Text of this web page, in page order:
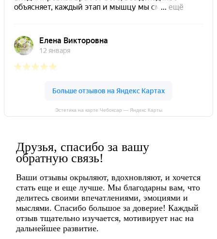
Эстетика на карте Чебоксар — Яндекс Карты
Друзья, спасибо за вашу
обратную связь!
Ваши отзывы окрыляют, вдохновляют, и хочется
стать еще и еще лучше. Мы благодарны вам, что
делитесь своими впечатлениями, эмоциями и
мыслями. Спасибо большое за доверие! Каждый
отзыв тщательно изучается, мотивирует нас на
дальнейшее развитие.